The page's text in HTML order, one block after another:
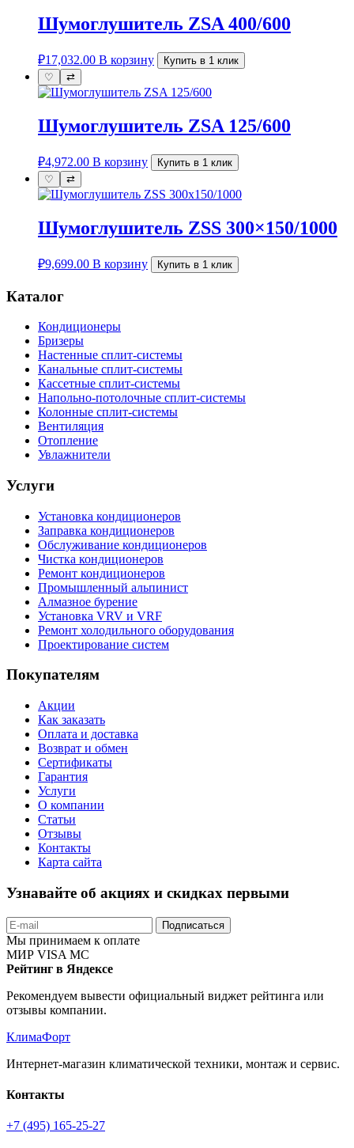
Шумоглушитель ZSA 400/600
₽17,032.00 В корзину
Купить в 1 клик
♡
⇄
Шумоглушитель ZSA 125/600
₽4,972.00 В корзину
Купить в 1 клик
♡
⇄
Шумоглушитель ZSS 300×150/1000
₽9,699.00 В корзину Купить в 1 клик
Каталог
Кондиционеры
Бризеры
Настенные сплит-системы
Канальные сплит-системы
Кассетные сплит-системы
Напольно-потолочные сплит-системы
Колонные сплит-системы
Вентиляция
Отопление
Увлажнители
Услуги
Установка кондиционеров
Заправка кондиционеров
Обслуживание кондиционеров
Чистка кондиционеров
Ремонт кондиционеров
Промышленный альпинист
Алмазное бурение
Установка VRV и VRF
Ремонт холодильного оборудования
Проектирование систем
Покупателям
Акции
Как заказать
Оплата и доставка
Возврат и обмен
Сертификаты
Гарантия
Услуги
О компании
Статьи
Отзывы
Контакты
Карта сайта
Узнавайте об акциях и скидках первыми
Подписаться
Мы принимаем к оплате
МИР VISA MC
Рейтинг в Яндексе
Рекомендуем вывести официальный виджет рейтинга или
отзывы компании.
КлимаФорт
Интернет-магазин климатической техники, монтаж и сервис.
Контакты
+7 (495) 165-25-27